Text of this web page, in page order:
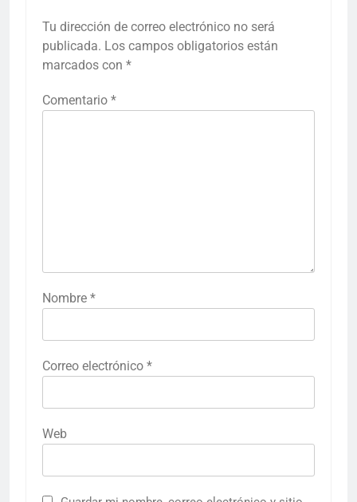
Tu dirección de correo electrónico no será
publicada. Los campos obligatorios están
marcados con *
Comentario *
Nombre *
Correo electrónico *
Web